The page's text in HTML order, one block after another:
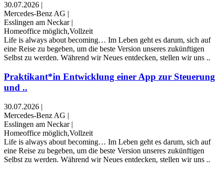
30.07.2026 |
Mercedes-Benz AG |
Esslingen am Neckar |
Homeoffice möglich,Vollzeit
Life is always about becoming… Im Leben geht es darum, sich auf
eine Reise zu begeben, um die beste Version unseres zukünftigen
Selbst zu werden. Während wir Neues entdecken, stellen wir uns ..
Praktikant*in Entwicklung einer App zur Steuerung
und ..
30.07.2026 |
Mercedes-Benz AG |
Esslingen am Neckar |
Homeoffice möglich,Vollzeit
Life is always about becoming… Im Leben geht es darum, sich auf
eine Reise zu begeben, um die beste Version unseres zukünftigen
Selbst zu werden. Während wir Neues entdecken, stellen wir uns ..